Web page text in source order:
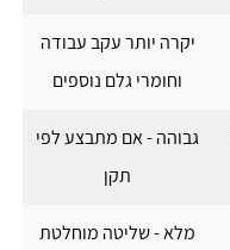
יקרה יותר עקב עבודה
וחומרי גלם נוספים
גבוהה - אם מתבצע לפי
תקן
מלא - שליטה מוחלטת